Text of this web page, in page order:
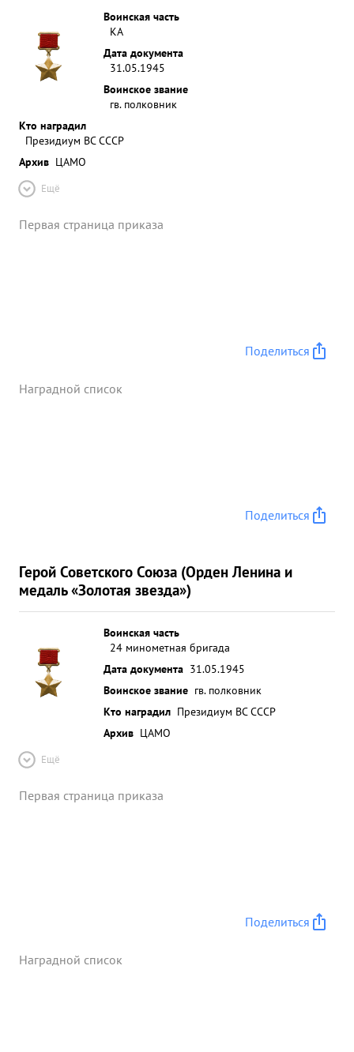
Воинская часть
КА
Дата документа
31.05.1945
Воинское звание
гв. полковник
Кто наградил
Президиум ВС СССР
Архив ЦАМО
Ещё
Первая страница приказа
Поделиться
Наградной список
Поделиться
Герой Советского Союза (Орден Ленина и
медаль «Золотая звезда»)
Воинская часть
24 минометная бригада
Дата документа 31.05.1945
Воинское звание гв. полковник
Кто наградил Президиум ВС СССР
Архив ЦАМО
Ещё
Первая страница приказа
Поделиться
Наградной список